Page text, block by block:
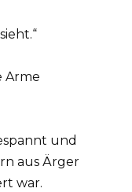
Arme
und
aus Ärger
war.